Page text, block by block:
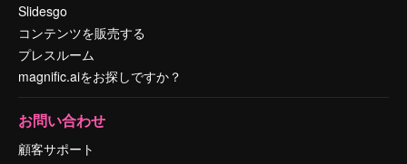
Slidesgo
コンテンツを販売する
プレスルーム
magnific.aiをお探しですか？
お問い合わせ
顧客サポート